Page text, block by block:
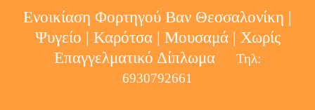
Ενοικίαση Φορτηγού Βαν Θεσσαλονίκη |
Ψυγείο | Καρότσα | Μουσαμά | Χωρίς
Επαγγελματικό Δίπλωμα
Τηλ:
6930792661